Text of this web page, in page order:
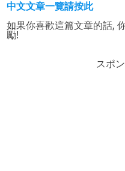
中文文章一覽請按此
如果你喜歡這篇文章的話,
勵!
スポ